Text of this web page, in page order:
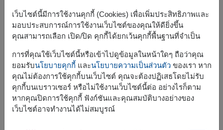
โอกาสพิเศษ
สินค้าแบบที่ใกล้เคียงกัน ได้แก่FLV584,FLV596,FLV660
จัดส่งได้เร็วสุดจ., 10 ส.ค. 2026
แต่สามารถกำหนดวันได้
เว็บไซต์นี้มีการใช้งานคุกกี้ (Cookies) เพื่อเพิ่มประสิทธิภาพและ
มอบประสบการณ์การใช้งานเว็บไซต์ของคุณให้ดียิ่งขึ้น
คุณสามารถเลือก เปิด/ปิด คุกกี้ได้ยกเว้นคุกกี้พื้นฐานที่จำเป็น
การที่คุณใช้เว็บไซต์นี้หรือเข้าไปดูข้อมูลในหน้าใดๆ ถือว่าคุณ
ยอมรับนโยบายคุกกี้ และนโยบายความเป็นส่วนตัวของเรา หาก
คุณไม่ต้องการใช้คุกกี้บนเว็บไซต์ คุณจะต้องปฏิเสธโดยไม่รับ
คุกกี้บนเบราวเซอร์ หรือไม่ใช้งานเว็บไซต์นี้ต่อ อย่างไรก็ตาม
หากคุณปิดการใช้คุกกี้ ฟังก์ชันและคุณสมบัติบางอย่างของ
เว็บไซต์อาจทำงานได้ไม่สมบูรณ์